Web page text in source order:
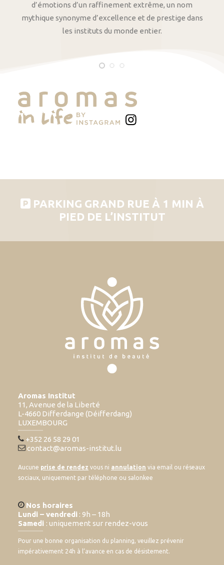
d’émotions d’un raffinement extrême, un nom
mythique synonyme d’excellence et de prestige dans
les instituts du monde entier.
PARKING GRAND RUE À 1 MIN À
PIED DE L’INSTITUT
Aromas Institut
11, Avenue de la Liberté
L-4660 Differdange (Déifferdang)
LUXEMBOURG
+352 26 58 29 01
contact@aromas-institut.lu
Aucune prise de rendez vous ni annulation via email ou réseaux
sociaux, uniquement par téléphone ou salonkee
Nos horaires
Lundi – vendredi : 9h – 18h
Samedi : uniquement sur rendez-vous
Pour une bonne organisation du planning, veuillez prévenir
impérativement 24h à l’avance en cas de désistement.